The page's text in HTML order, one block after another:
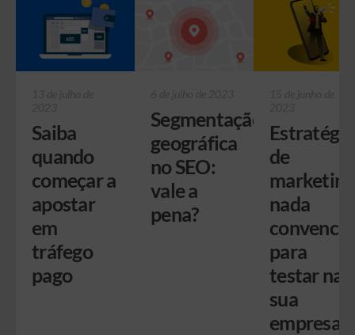
Saiba
quando
começar a
apostar
em
tráfego
pago
Segmentação
geográfica
no SEO:
vale a
pena?
de
marketing
nada
para
testar na
sua
empresa